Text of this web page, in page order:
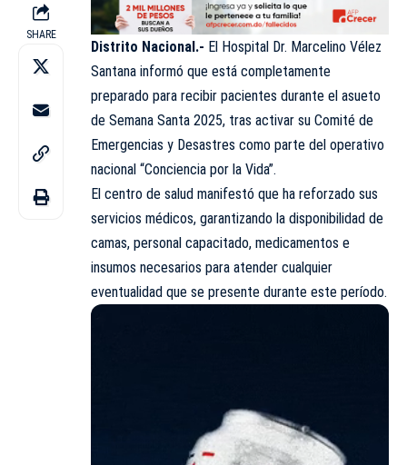
SHARE
Distrito Nacional.- El Hospital Dr. Marcelino Vélez
Santana informó que está completamente
preparado para recibir pacientes durante el asueto
de Semana Santa 2025, tras activar su Comité de
Emergencias y Desastres como parte del operativo
nacional “Conciencia por la Vida”.
El centro de salud manifestó que ha reforzado sus
servicios médicos, garantizando la disponibilidad de
camas, personal capacitado, medicamentos e
insumos necesarios para atender cualquier
eventualidad que se presente durante este período.